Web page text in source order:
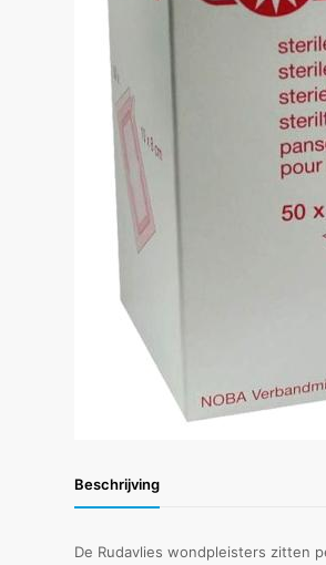
Beschrijving
De Rudavlies wondpleisters zitten